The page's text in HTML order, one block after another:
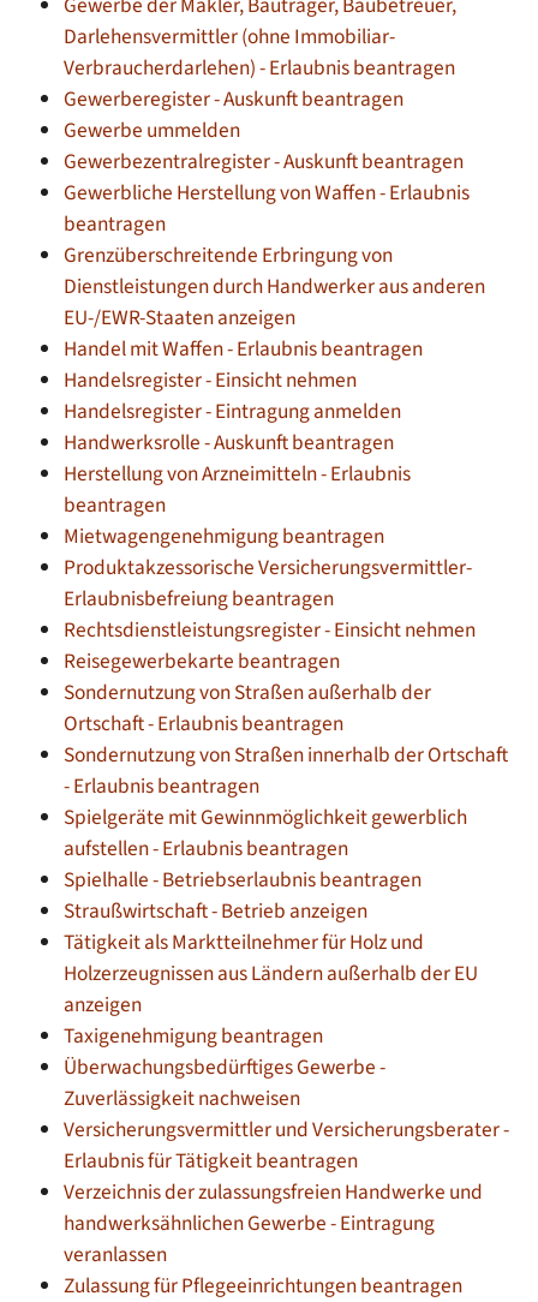
Darlehensvermittler (ohne Immobiliar-
Verbraucherdarlehen) - Erlaubnis beantragen
Gewerberegister - Auskunft beantragen
Gewerbe ummelden
Gewerbezentralregister - Auskunft beantragen
Gewerbliche Herstellung von Waffen - Erlaubnis
beantragen
Grenzüberschreitende Erbringung von
Dienstleistungen durch Handwerker aus anderen
EU-/EWR-Staaten anzeigen
Handel mit Waffen - Erlaubnis beantragen
Handelsregister - Einsicht nehmen
Handelsregister - Eintragung anmelden
Handwerksrolle - Auskunft beantragen
Herstellung von Arzneimitteln - Erlaubnis
beantragen
Mietwagengenehmigung beantragen
Produktakzessorische Versicherungsvermittler-
Erlaubnisbefreiung beantragen
Rechtsdienstleistungsregister - Einsicht nehmen
Reisegewerbekarte beantragen
Sondernutzung von Straßen außerhalb der
Ortschaft - Erlaubnis beantragen
Sondernutzung von Straßen innerhalb der Ortschaft
- Erlaubnis beantragen
Spielgeräte mit Gewinnmöglichkeit gewerblich
aufstellen - Erlaubnis beantragen
Spielhalle - Betriebserlaubnis beantragen
Straußwirtschaft - Betrieb anzeigen
Tätigkeit als Marktteilnehmer für Holz und
Holzerzeugnissen aus Ländern außerhalb der EU
anzeigen
Taxigenehmigung beantragen
Überwachungsbedürftiges Gewerbe -
Zuverlässigkeit nachweisen
Versicherungsvermittler und Versicherungsberater -
Erlaubnis für Tätigkeit beantragen
Verzeichnis der zulassungsfreien Handwerke und
handwerksähnlichen Gewerbe - Eintragung
veranlassen
Zulassung für Pflegeeinrichtungen beantragen